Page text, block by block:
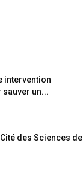
intervention
un...
des Sciences de